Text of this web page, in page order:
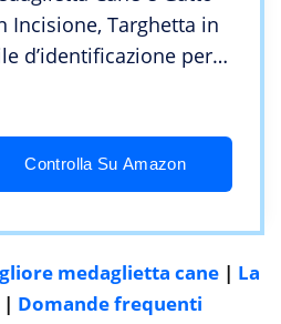
Incisione, Targhetta in
d’identificazione per
Numero di Telefono
L
Controlla Su Amazon
medaglietta cane | La
| Domande frequenti